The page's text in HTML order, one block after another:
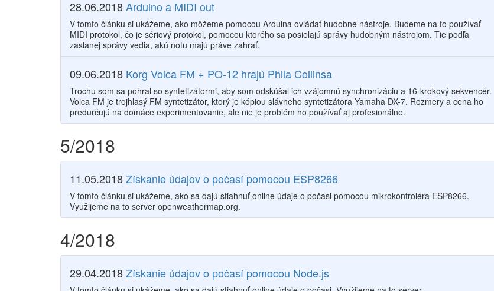
28.06.2018Arduino a MIDI out
V tomto článku si ukážeme, ako môžeme pomocou Arduina ovládať hudobné nástroje. Budeme na to používať
MIDI protokol, čo je sériový protokol, pomocou ktorého sa posielajú správy hudobným nástrojom. Tie podľa
zaslanej správy vedia, akú notu majú práve zahrať.
09.06.2018 Korg Volca FM + PO-12 hrajú Phila Collinsa
Trochu som sa pohral so syntetizátormi, aby som odskúšal ich vzájomnú synchronizáciu a 16-krokový sekvencér.
Volca FM je trojhlasý FM syntetizátor, ktorý je kópiou slávneho syntetizátora Yamaha DX-7. Rozmery a cena ho
predurčujú na domáce experimentovanie, ale nie je problém ho používať aj profesionálne.
5/2018
11.05.2018Získanie údajov o počasí pomocou ESP8266
V tomto článku si ukážeme, ako sa dajú stiahnuť online údaje o počasi pomocou mikrokontroléra ESP8266.
Využijeme na to server openweathermap.org.
4/2018
29.04.2018Získanie údajov o počasí pomocou Node.js